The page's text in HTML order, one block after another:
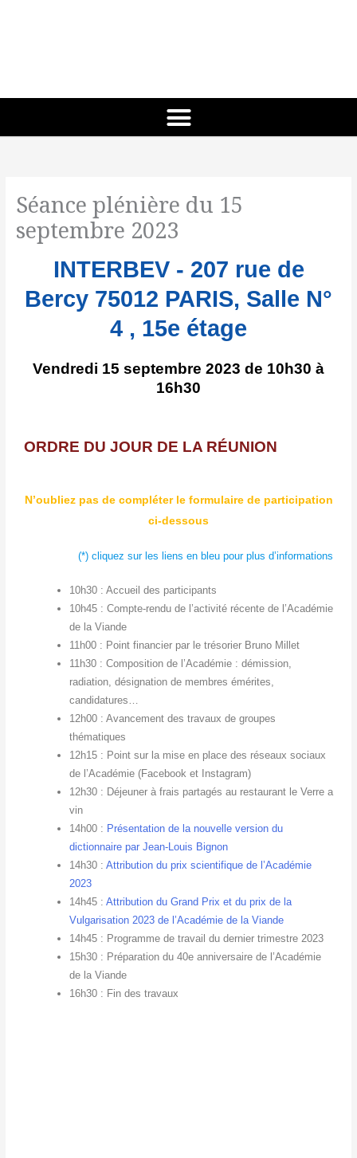
Séance plénière du 15
septembre 2023
INTERBEV - 207 rue de
Bercy 75012 PARIS, Salle N°
4 , 15e étage
Vendredi 15 septembre 2023 de 10h30 à
16h30
ORDRE DU JOUR DE LA RÉUNION
N’oubliez pas de compléter le formulaire de participation
ci-dessous
(*) cliquez sur les liens en bleu pour plus d’informations
10h30 : Accueil des participants
10h45 : Compte-rendu de l’activité récente de l’Académie
de la Viande
11h00 : Point financier par le trésorier Bruno Millet
11h30 : Composition de l’Académie : démission,
radiation, désignation de membres émérites,
candidatures…
12h00 : Avancement des travaux de groupes
thématiques
12h15 : Point sur la mise en place des réseaux sociaux
de l’Académie (Facebook et Instagram)
12h30 : Déjeuner à frais partagés au restaurant le Verre a
vin
14h00 : Présentation de la nouvelle version du
dictionnaire par Jean-Louis Bignon
14h30 : Attribution du prix scientifique de l’Académie
2023
14h45 :Attribution du Grand Prix et du prix de la
Vulgarisation 2023 de l’Académie de la Viande
14h45 : Programme de travail du dernier trimestre 2023
15h30 : Préparation du 40e anniversaire de l’Académie
de la Viande
16h30 : Fin des travaux